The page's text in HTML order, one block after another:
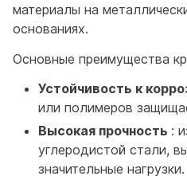
материалы на
основаниях.
Основные преимущества
Устойчивость к
или полимеров
Высокая прочность :
углеродистой стали,
значительные нагрузки.